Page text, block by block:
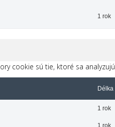
1 rok
cookie sú tie, ktoré sa
Délka
1 rok
1 rok